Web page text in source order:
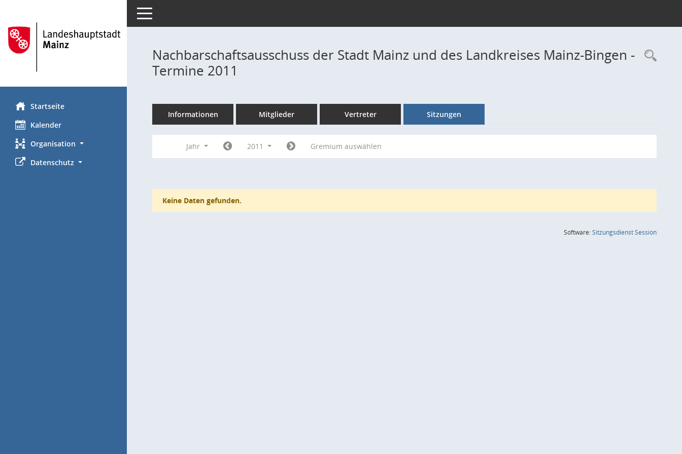
Startseite
Kalender
Organisation
Datenschutz
Toggle navigation
Nachbarschaftsausschuss der Stadt Mainz und des Landkreises Mainz-Bingen -
Termine 2011
Informationen Mitglieder Vertreter Sitzungen
Jahr 2011 Gremium auswählen
Keine Daten gefunden.
Software:SitzungsdienstSession(Wird in